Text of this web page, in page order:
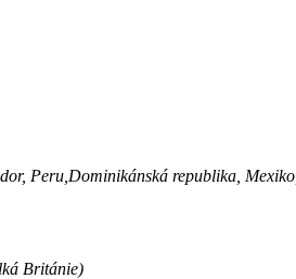
Peru,Dominikánská republika, Mexiko,
Británie)